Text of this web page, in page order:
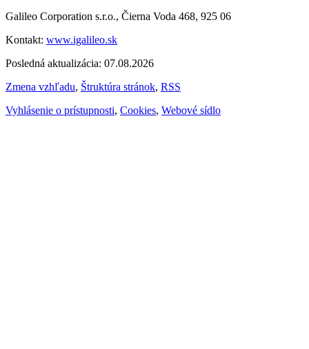
Galileo Corporation s.r.o., Čierna Voda 468, 925 06
Kontakt: www.igalileo.sk
Posledná aktualizácia: 07.08.2026
Zmena vzhľadu, Štruktúra stránok, RSS
Vyhlásenie o prístupnosti, Cookies, Webové sídlo